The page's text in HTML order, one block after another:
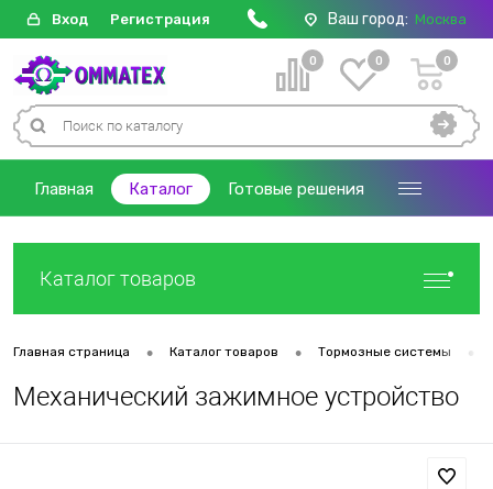
Вход Регистрация Ваш город: Москва
0 0 0
Главная Каталог Готовые решения
Каталог товаров
Главная страница • Каталог товаров • Тормозные системы •
Механический зажимное устройство